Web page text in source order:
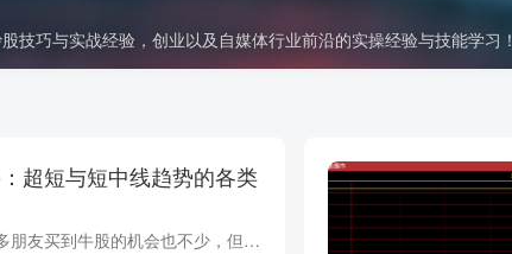
技巧与实战经验，创业以及自媒体行业前沿的实操经验与技能学习！
超短与短中线趋势的各类
如何把握卖点 很多朋友买到牛股的机会也不少，但是把握不好卖点，不能及时止盈，老是把利润吐出去甚至又转为亏损，这种过山车现象如何避免呢？ 有小部分朋友是卖早了，导致牛股卖飞，其实卖飞是...